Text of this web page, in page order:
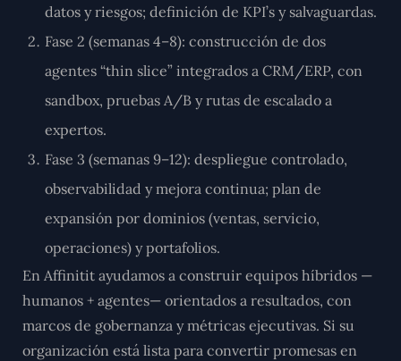
datos y riesgos; definición de KPI’s y salvaguardas.
Fase 2 (semanas 4–8): construcción de dos
agentes “thin slice” integrados a CRM/ERP, con
sandbox, pruebas A/B y rutas de escalado a
expertos.
Fase 3 (semanas 9–12): despliegue controlado,
observabilidad y mejora continua; plan de
expansión por dominios (ventas, servicio,
operaciones) y portafolios.
En Affinitit ayudamos a construir equipos híbridos —
humanos + agentes— orientados a resultados, con
marcos de gobernanza y métricas ejecutivas. Si su
organización está lista para convertir promesas en